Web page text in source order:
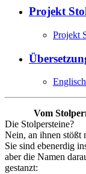
Projekt
Projekt
Vom
Die Stolpersteine?
Nein, an ihnen stößt
Sie sind ebenerdig
aber die Namen
gestanzt: